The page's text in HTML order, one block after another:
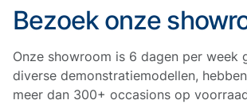
Bezoek onze
Onze showroom is 6 dagen per week
diverse demonstratiemodellen,
meer dan 300+ occasions op